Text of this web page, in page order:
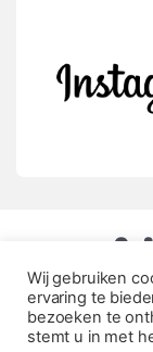
Wij gebruiken
ervaring te
bezoeken te
stemt u in met